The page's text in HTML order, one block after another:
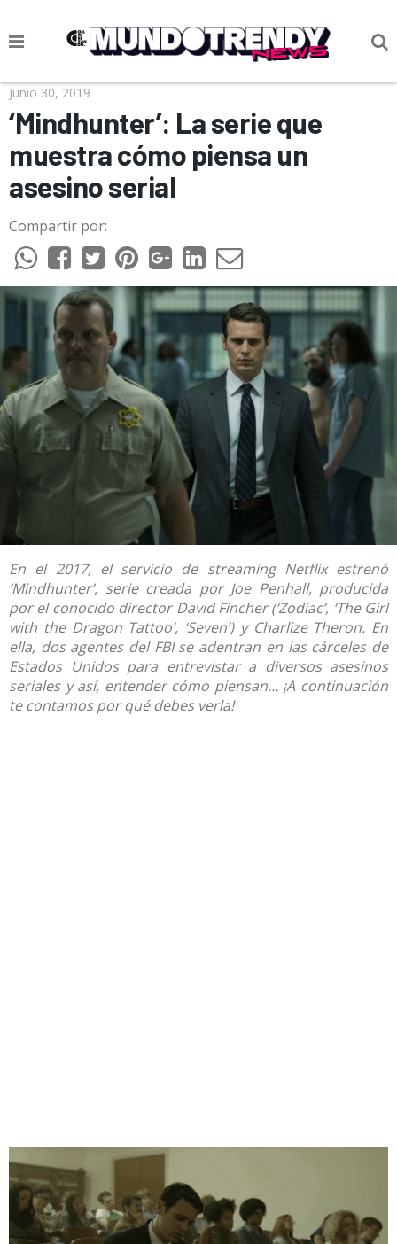
NOTICIAS
CULTURA POP
CIENCIA Y TECNOLOGÍA
VIDA
SOCIEDAD
CULTURIZANDO.COM
Junio 30, 2019
‘Mindhunter’: La serie que
muestra cómo piensa un
asesino serial
Compartir por:
En el 2017, el servicio de streaming Netflix estrenó
‘Mindhunter’, serie creada por Joe Penhall, producida
por el conocido director David Fincher (‘Zodiac’, ‘The Girl
with the Dragon Tattoo’, ‘Seven’) y Charlize Theron. En
ella, dos agentes del FBI se adentran en las cárceles de
Estados Unidos para entrevistar a diversos asesinos
seriales y así, entender cómo piensan… ¡A continuación
te contamos por qué debes verla!